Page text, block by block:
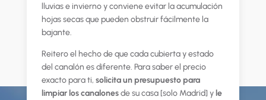
lluvias e invierno y conviene evitar la acumulación
hojas secas que pueden obstruir fácilmente la
bajante.
Reitero el hecho de que cada cubierta y estado
del canalón es diferente. Para saber el precio
exacto para ti, solicita un presupuesto para
limpiar los canalonesde su casa [solo Madrid] y le